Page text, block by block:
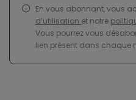
En vous abonnant, vous
d’utilisation et notre
Vous pourrez vous
lien présent dans chaque